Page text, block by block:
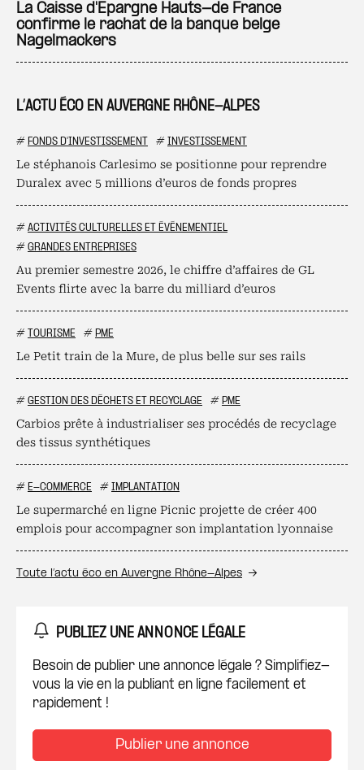
L’ACTU ÉCO EN AUVERGNE RHÔNE-ALPES
# FONDS D'INVESTISSEMENT # INVESTISSEMENT
Le stéphanois Carlesimo se positionne pour reprendre
Duralex avec 5 millions d’euros de fonds propres
# ACTIVITÉS CULTURELLES ET ÉVÉNEMENTIEL
# GRANDES ENTREPRISES
Au premier semestre 2026, le chiffre d’affaires de GL
Events flirte avec la barre du milliard d’euros
# TOURISME # PME
Le Petit train de la Mure, de plus belle sur ses rails
# GESTION DES DÉCHETS ET RECYCLAGE # PME
Carbios prête à industrialiser ses procédés de recyclage
des tissus synthétiques
# E-COMMERCE # IMPLANTATION
Le supermarché en ligne Picnic projette de créer 400
emplois pour accompagner son implantation lyonnaise
Toute l’actu éco en Auvergne Rhône-Alpes
PUBLIEZ UNE ANNONCE LÉGALE
Besoin de publier une annonce légale ? Simplifiez-
vous la vie en la publiant en ligne facilement et
rapidement !
Publier une annonce
La Caisse d'Epargne Hauts-de France
confirme le rachat de la banque belge
Nagelmackers